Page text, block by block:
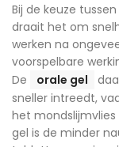
Bij de keuze tussen
draait het om
werken na
voorspelbare
De
orale gel
sneller intreedt,
het
gel is de minder